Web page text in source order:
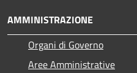
AMMINISTRAZIONE
Organi di Governo
Aree Amministrative